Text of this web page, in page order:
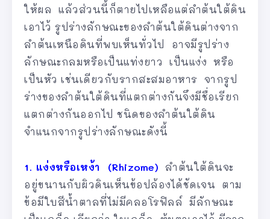
ให้ผล แล้วส่วนนี้ก็ตายไปเหลือแต่ลำต้นใต้ดิน
เอาไว้ รูปร่างลักษณะของลำต้นใต้ดินต่างจาก
ลำต้นเหนือดินที่พบเห็นทั่วไป อาจมีรูปร่าง
ลักษณะกลมหรือเป็นแท่งยาว เป็นแง่ง หรือ
เป็นหัว เช่นเดียวกับรากสะสมอาหาร จากรูป
ร่างของลำต้นใต้ดินที่แตกต่างกันจึงมีชื่อเรียก
แตกต่างกันออกไป ชนิดของลำต้นใต้ดิน
จำแนกจากรูปร่างลักษณะดังนี้
1. แง่งหรือเหง้า (Rhizome) ลำต้นใต้ดินจะ
อยู่ขนานกับผิวดินเห็นข้อปล้องได้ชัดเจน ตาม
ข้อมีใบสีน้ำตาลที่ไม่มีคลอโรฟิลล์ มีลักษณะ